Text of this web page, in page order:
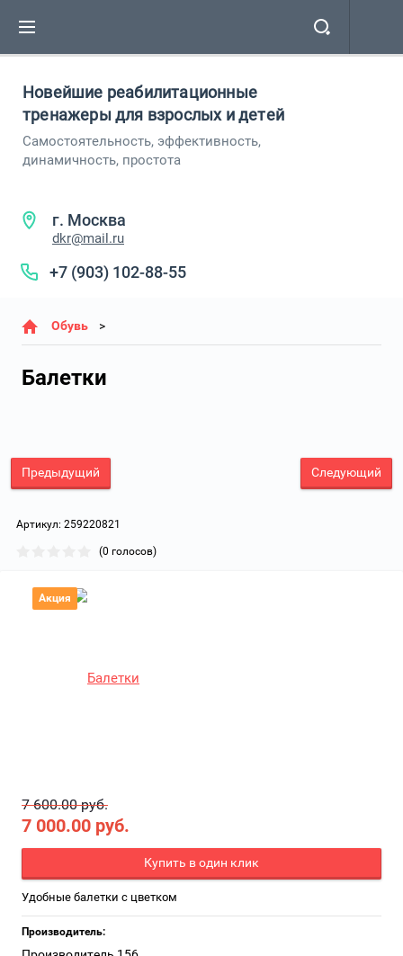
Новейшие реабилитационные
тренажеры для взрослых и детей
Самостоятельность, эффективность,
динамичность, простота
г. Москва
dkr@mail.ru
+7 (903) 102-88-55
Обувь
Балетки
Предыдущий Следующий
Артикул: 259220821
(0 голосов)
Акция
7 600.00 руб.
7 000.00 руб.
Купить в один клик
Удобные балетки с цветком
Производитель: